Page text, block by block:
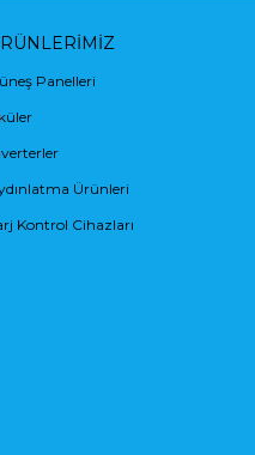
Panelleri
Ürünleri
Kontrol Cihazları